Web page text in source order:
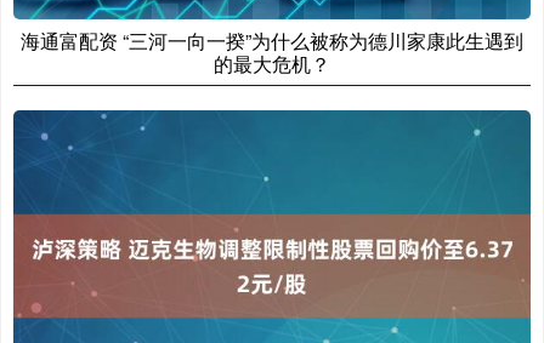
海通富配资 “三河一向一揆”为什么被称为德川家康此生遇到
的最大危机？